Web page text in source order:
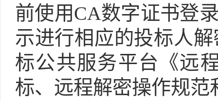
前使用CA数字证书登
示进行相应的投标人
标公共服务平台《远
标、远程解密操作规范